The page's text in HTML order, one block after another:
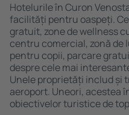
Hotelurile în Curon
facilități pentru oaspeți.
gratuit, zone de wellness
centru comercial, zonă de
pentru copii, parcare
despre cele mai
Unele proprietăți includ și
aeroport. Uneori, acestea
obiectivelor turistice de